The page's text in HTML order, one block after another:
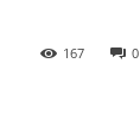
0
167